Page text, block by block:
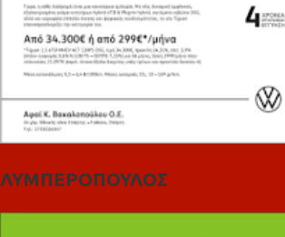
ΛΥΜΠΕΡΟΠΟΥΛΟΣ